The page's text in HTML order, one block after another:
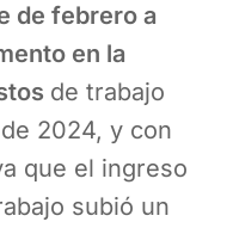
de febrero a
en la
de trabajo
2024, y con
que el ingreso
subió un